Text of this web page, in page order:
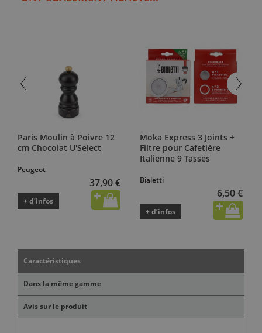
Paris Moulin à Poivre 12
cm Chocolat U'Select
Peugeot
37,90 €
+ d’infos
Moka Express 3 Joints +
Filtre pour Cafetière
Italienne 9 Tasses
Bialetti
6,50 €
+ d’infos
Caractéristiques
Dans la même gamme
Avis sur le produit